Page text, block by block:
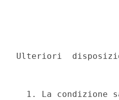
Ulteriori
1. La condizione